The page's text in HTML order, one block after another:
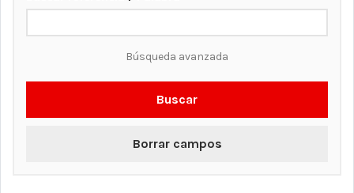
Búsqueda avanzada
Buscar
Borrar campos